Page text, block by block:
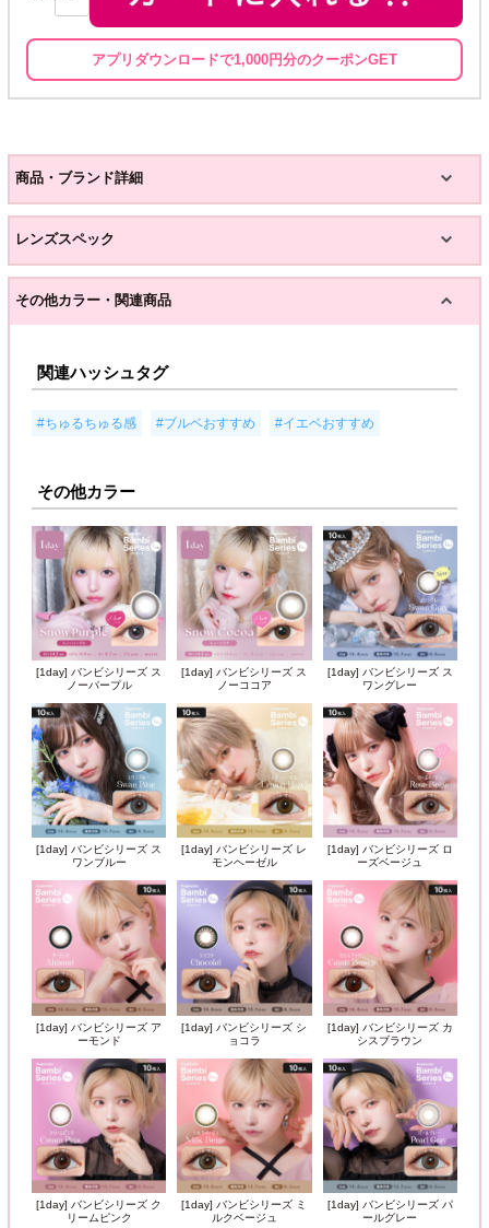
アプリダウンロードで1,000円分のクーポンGET
商品・ブランド詳細
レンズスペック
その他カラー・関連商品
関連ハッシュタグ
#ちゅるちゅる感 #ブルベおすすめ #イエベおすすめ
その他カラー
[1day] バンビシリーズ ス
ノーパープル
[1day] バンビシリーズ ス
ノーココア
[1day] バンビシリーズ ス
ワングレー
[1day] バンビシリーズ ス
ワンブルー
[1day] バンビシリーズ レ
モンヘーゼル
[1day] バンビシリーズ ロ
ーズベージュ
[1day] バンビシリーズ ア
ーモンド
[1day] バンビシリーズ シ
ョコラ
[1day] バンビシリーズ カ
シスブラウン
[1day] バンビシリーズ ク
リームピンク
[1day] バンビシリーズ ミ
ルクベージュ
[1day] バンビシリーズ パ
ールグレー